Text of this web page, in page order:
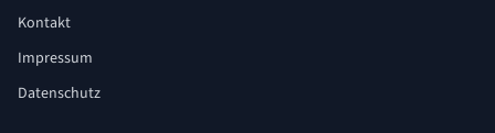
Kontakt
Impressum
Datenschutz